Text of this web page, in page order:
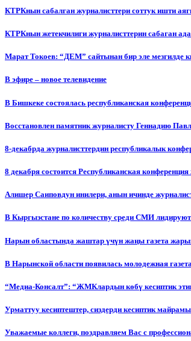
КТРКнын сабалган журналисттери соттук ишти
КТРКнын жетекчилиги журналисттерин сабаган
Марат Токоев: “ДЕМ” сайтынан бир эле мезгилде
В эфире – новое телевидение
В Бишкеке состоялась республиканская
Восстановлен памятник журналисту Геннадию
8-декабрда журналисттердин республикалык
8 декабря состоится Республиканская
Алишер Саиповдун инилери, анын ичинде
В Кыргызстане по количеству среди СМИ лидируют
Нарын областында жаштар үчүн жаңы газета
В Нарынской области появилась молодежная газета
“Медиа-Консалт”: “ЖМКлардын көбү кесиптик
Урматтуу кесиптештер, сиздерди кесиптик
Уважаемые коллеги, поздравляем Вас с